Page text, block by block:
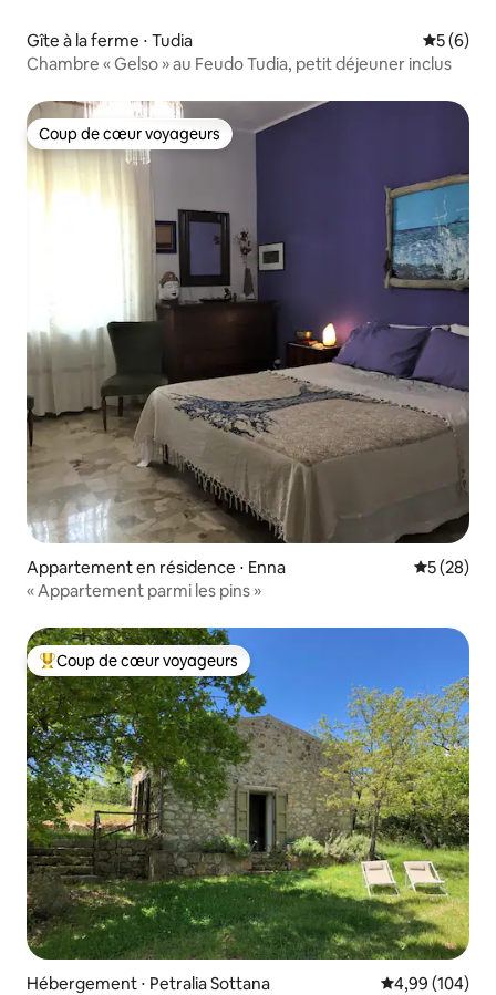
Gîte à la ferme ⋅ Tudia
5 (6)
Chambre « Gelso » au Feudo Tudia, petit déjeuner inclus
Coup de cœur voyageurs
Coup de cœur voyageurs
Appartement en résidence ⋅ Enna
5 (28)
« Appartement parmi les pins »
Coups de cœur voyageurs les plus appréciés
Coup de cœur voyageurs
Hébergement ⋅ Petralia Sottana Évaluation
4,99 (104)